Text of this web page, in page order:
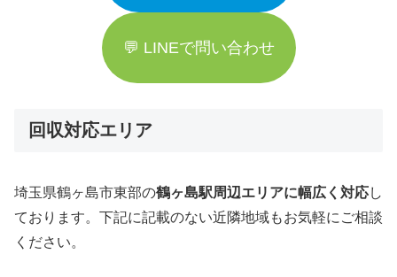
💬 LINEで問い合わせ
回収対応エリア
埼玉県鶴ヶ島市東部の鶴ヶ島駅周辺エリアに幅広く対応し
ております。下記に記載のない近隣地域もお気軽にご相談
ください。